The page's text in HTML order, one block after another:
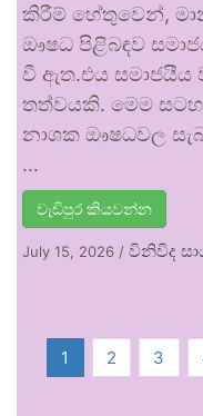
කිරීම් හේතුවෙන්,
ඖෂධ පිළිබඳව
වී ඇත.එය සමාජයීය
තත්වයකි. මෙම
නාශක ඖෂධවල
…
වැඩිපුර කියවන්න
July 15, 2026 / විනිවිද
1 2 3